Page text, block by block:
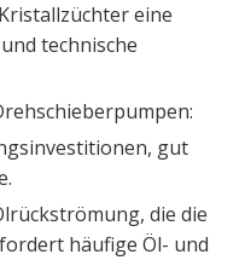
eine
technische
gut
die die
häufige Öl- und